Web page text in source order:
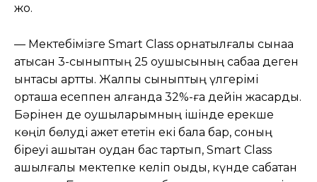
жоқ.
— Мектебімізге Smart Class орнатылғалы сынаққа
қатысқан 3-сыныптың 25 оқушысының сабаққа деген
ынтасы артты. Жалпы сыныптың үлгерімі
орташа есеппен алғанда 32%-ға дейін жақсарды.
Бәрінен де оқушыларымның ішінде ерекше
көңіл бөлуді қажет ететін екі бала бар, соның
біреуі қашықтан оқудан бас тартып, Smart Class
ашылғалы мектепке келіп оқыды, күнде сабақтан